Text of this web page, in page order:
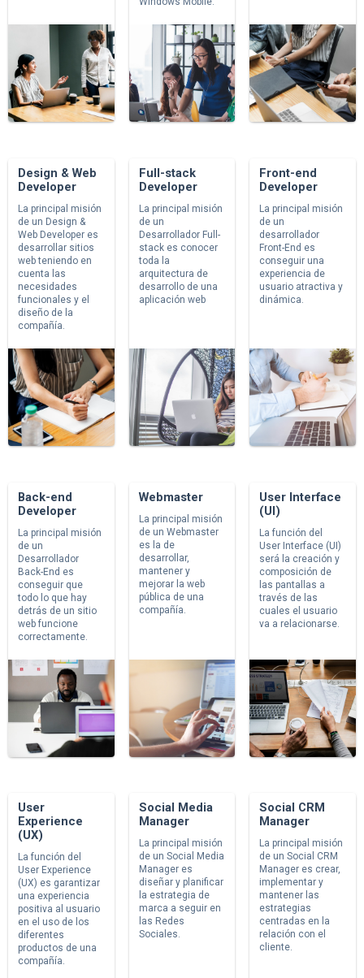
Design & Web
Developer
La principal misión
de un Design &
Web Developer es
desarrollar sitios
web teniendo en
cuenta las
necesidades
funcionales y el
diseño de la
compañía.
Full-stack
Developer
La principal misión
de un
Desarrollador Full-
stack es conocer
toda la
arquitectura de
desarrollo de una
aplicación web
Front-end
Developer
La principal misión
de un
desarrollador
Front-End es
conseguir una
experiencia de
usuario atractiva y
dinámica.
Back-end
Developer
La principal misión
de un
Desarrollador
Back-End es
conseguir que
todo lo que hay
detrás de un sitio
web funcione
correctamente.
Webmaster
La principal misión
de un Webmaster
es la de
desarrollar,
mantener y
mejorar la web
pública de una
compañía.
User Interface
(UI)
La función del
User Interface (UI)
será la creación y
composición de
las pantallas a
través de las
cuales el usuario
va a relacionarse.
User
Experience
(UX)
La función del
User Experience
(UX) es garantizar
una experiencia
positiva al usuario
en el uso de los
diferentes
productos de una
compañía.
Social Media
Manager
La principal misión
de un Social Media
Manager es
diseñar y planificar
la estrategia de
marca a seguir en
las Redes
Sociales.
Social CRM
Manager
La principal misión
de un Social CRM
Manager es crear,
implementar y
mantener las
estrategias
centradas en la
relación con el
cliente.